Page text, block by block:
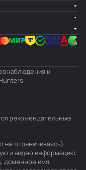
и
рекомендательные
не ограничиваясь)
и видео информацию,
доменное имя,